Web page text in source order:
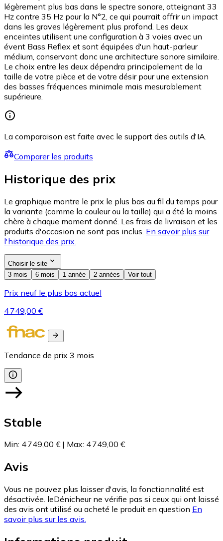
légèrement plus bas dans le spectre sonore, atteignant 33
Hz contre 35 Hz pour la N°2, ce qui pourrait offrir un impact
dans les graves légèrement plus profond. Les deux
enceintes utilisent une configuration à 3 voies avec un
évent Bass Reflex et sont équipées d'un haut-parleur
médium, conservant donc une architecture sonore similaire.
Le choix entre les deux dépendra principalement de la
taille de votre pièce et de votre désir pour une extension
des basses fréquences minimale mais mesurablement
supérieure.
La comparaison est faite avec le support des outils d'IA.
Comparer les produits
Historique des prix
Le graphique montre le prix le plus bas au fil du temps pour
la variante (comme la couleur ou la taille) qui a été la moins
chère à chaque moment donné. Les frais de livraison et les
produits d'occasion ne sont pas inclus. En savoir plus sur
l'historique des prix.
Choisir le site
3 mois
6 mois 1 année 2 années Voir tout
Prix neuf le plus bas actuel
4 749,00 €
Tendance de prix 3 mois
Stable
Min: 4 749,00 € | Max: 4 749,00 €
Avis
Vous ne pouvez plus laisser d'avis, la fonctionnalité est
désactivée. leDénicheur ne vérifie pas si ceux qui ont laissé
des avis ont utilisé ou acheté le produit en question En
savoir plus sur les avis.